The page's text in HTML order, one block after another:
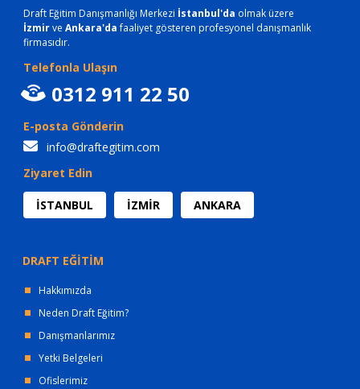
Draft Eğitim Danışmanlığı Merkezi İstanbul'da olmak üzere
İzmirve Ankara'dafaaliyet gösteren profesyonel danışmanlık
firmasıdır.
Telefonla Ulaşın
0312 911 22 50
E-posta Gönderin
info@draftegitim.com
Ziyaret Edin
İSTANBUL İZMİR ANKARA
DRAFT EĞİTİM
Hakkımızda
Neden Draft Eğitim?
Danışmanlarımız
Yetki Belgeleri
Ofislerimiz